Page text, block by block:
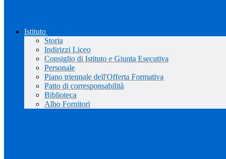
Istituto
Storia
Indirizzi Liceo
Consiglio di Istituto e Giunta Esecutiva
Personale
Piano triennale dell'Offerta Formativa
Patto di corresponsabilità
Biblioteca
Albo Fornitori